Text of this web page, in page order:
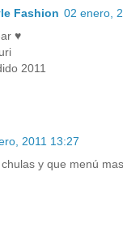
Fashion 02 enero,
♥
2011
2011 13:27
y que menú